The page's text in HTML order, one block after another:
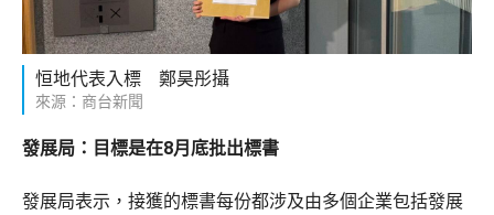
恒地代表入標 鄭昊彤攝
來源：商台新聞
發展局：目標是在8月底批出標書
發展局表示，接獲的標書每份都涉及由多個企業包括發展